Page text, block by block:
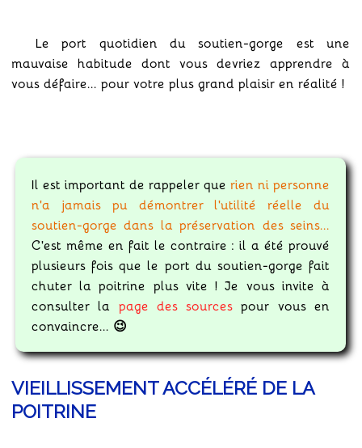
Le port quotidien du soutien-gorge est une
mauvaise habitude dont vous devriez apprendre à
vous défaire... pour votre plus grand plaisir en réalité !
Il est important de rappeler que rien ni personne
n'a jamais pu démontrer l'utilité réelle du
soutien-gorge dans la préservation des seins...
C'est même en fait le contraire : il a été prouvé
plusieurs fois que le port du soutien-gorge fait
chuter la poitrine plus vite ! Je vous invite à
consulter la page des sources pour vous en
convaincre... 😉
VIEILLISSEMENT ACCÉLÉRÉ DE LA
POITRINE